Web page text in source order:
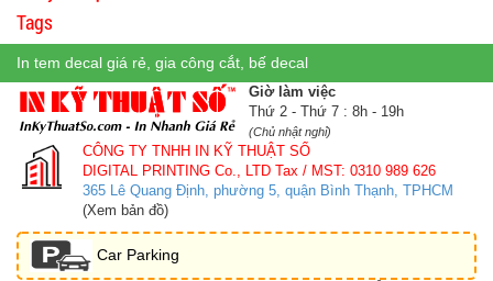
Tags
In tem decal giá rẻ, gia công cắt, bế decal
Giờ làm việc
Thứ 2 - Thứ 7 : 8h - 19h
(Chủ nhật nghỉ)
CÔNG TY TNHH IN KỸ THUẬT SỐ
DIGITAL PRINTING Co., LTD Tax / MST: 0310 989 626
365 Lê Quang Định, phường 5, quận Bình Thạnh, TPHCM
(Xem bản đồ)
Car Parking